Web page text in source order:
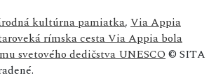
kultúrna pamiatka, Via Appia
rímska cesta Via Appia bola
svetového dedičstva UNESCO© SITA